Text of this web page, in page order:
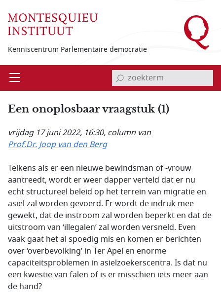
Kenniscentrum Parlementaire democratie
Open invoerveld zoekterm
Een onoplosbaar vraagstuk (1)
vrijdag 17 juni 2022, 16:30, column van
Prof.Dr. Joop van den Berg
Telkens als er een nieuwe bewindsman of -vrouw
aantreedt, wordt er weer dapper verteld dat er nu
echt structureel beleid op het terrein van migratie en
asiel zal worden gevoerd. Er wordt de indruk mee
gewekt, dat de instroom zal worden beperkt en dat de
uitstroom van ‘illegalen’ zal worden versneld. Even
vaak gaat het al spoedig mis en komen er berichten
over ‘overbevolking’ in Ter Apel en enorme
capaciteitsproblemen in asielzoekerscentra. Is dat nu
een kwestie van falen of is er misschien iets meer aan
de hand?